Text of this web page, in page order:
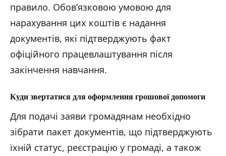
правило. Обов’язковою умовою для
нарахування цих коштів є надання
документів, які підтверджують факт
офіційного працевлаштування після
закінчення навчання.
Куди звертатися для оформлення грошової допомоги
Для подачі заяви громадянам необхідно
зібрати пакет документів, що підтверджують
їхній статус, реєстрацію у громаді, а також